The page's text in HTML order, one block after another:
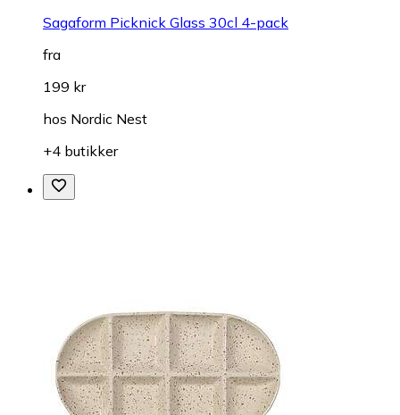
Sagaform Picknick Glass 30cl 4-pack
fra
199 kr
hos Nordic Nest
+4 butikker